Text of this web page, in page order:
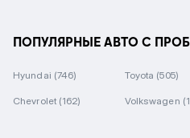
ПОПУЛЯРНЫЕ АВТО С
Hyundai (746) Toyota (505)
Chevrolet (162) Volkswagen